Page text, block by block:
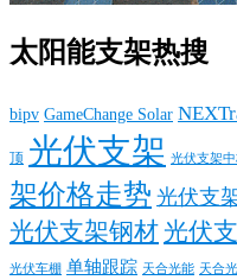
太阳能支架热搜
bipv GameChange Solar
顶 光伏支架 光伏支架
架价格走势 光伏支
光伏支架钢材光伏
光伏车棚 单轴跟踪 天合光能 天合